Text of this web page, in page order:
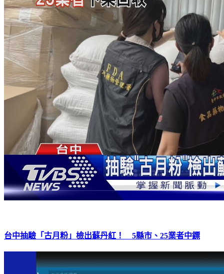
台中抽驗「古月粉」檢出蘇丹紅！ 5縣市、25業者中鏢